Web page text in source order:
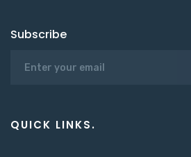
Subscribe
QUICK LINKS.